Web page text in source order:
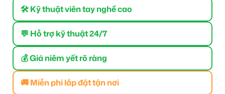
🛠 Kỹ thuật viên tay nghề cao
💬 Hỗ trợ kỹ thuật 24/7
💰 Giá niêm yết rõ ràng
🚚 Miễn phí lắp đặt tận nơi